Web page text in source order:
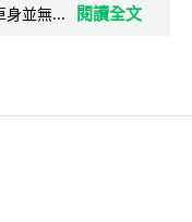
身並無...
閱讀全文